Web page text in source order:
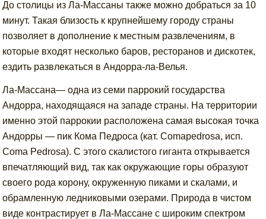
До столицы из Ла-Массаны также можно добраться за 10
минут. Такая близость к крупнейшему городу страны
позволяет в дополнение к местным развлечениям, в
которые входят несколько баров, ресторанов и дискотек,
ездить развлекаться в Андорра-ла-Велья.
Ла-Массана— одна из семи паррокий государства
Андорра, находящаяся на западе страны. На территории
именно этой паррокии расположена самая высокая точка
Андорры — пик Кома Педроса (кат. Comapedrosa, исп.
Coma Pedrosa). С этого скалистого гиганта открывается
впечатляющий вид, так как окружающие горы образуют
своего рода корону, окруженную пиками и скалами, и
обрамленную ледниковыми озерами. Природа в чистом
виде контрастирует в Ла-Массане с широким спектром